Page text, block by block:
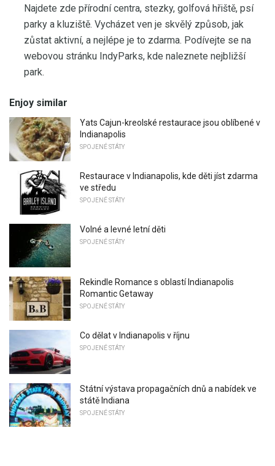
Najdete zde přírodní centra, stezky, golfová hřiště, psí
parky a kluziště. Vycházet ven je skvělý způsob, jak
zůstat aktivní, a nejlépe je to zdarma. Podívejte se na
webovou stránku IndyParks, kde naleznete nejbližší
park.
Enjoy similar
Yats Cajun-kreolské restaurace jsou oblíbené v
Indianapolis
SPOJENÉ STÁTY
Restaurace v Indianapolis, kde děti jíst zdarma
ve středu
SPOJENÉ STÁTY
Volné a levné letní děti
SPOJENÉ STÁTY
Rekindle Romance s oblastí Indianapolis
Romantic Getaway
SPOJENÉ STÁTY
Co dělat v Indianapolis v říjnu
SPOJENÉ STÁTY
Státní výstava propagačních dnů a nabídek ve
státě Indiana
SPOJENÉ STÁTY